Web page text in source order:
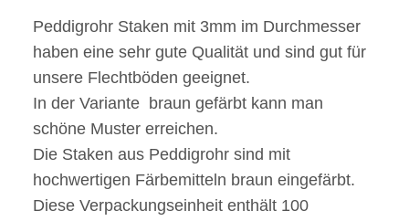
Peddigrohr Staken mit 3mm im Durchmesser
haben eine sehr gute Qualität und sind gut für
unsere Flechtböden geeignet.
In der Variante braun gefärbt kann man
schöne Muster erreichen.
Die Staken aus Peddigrohr sind mit
hochwertigen Färbemitteln braun eingefärbt.
Diese Verpackungseinheit enthält 100